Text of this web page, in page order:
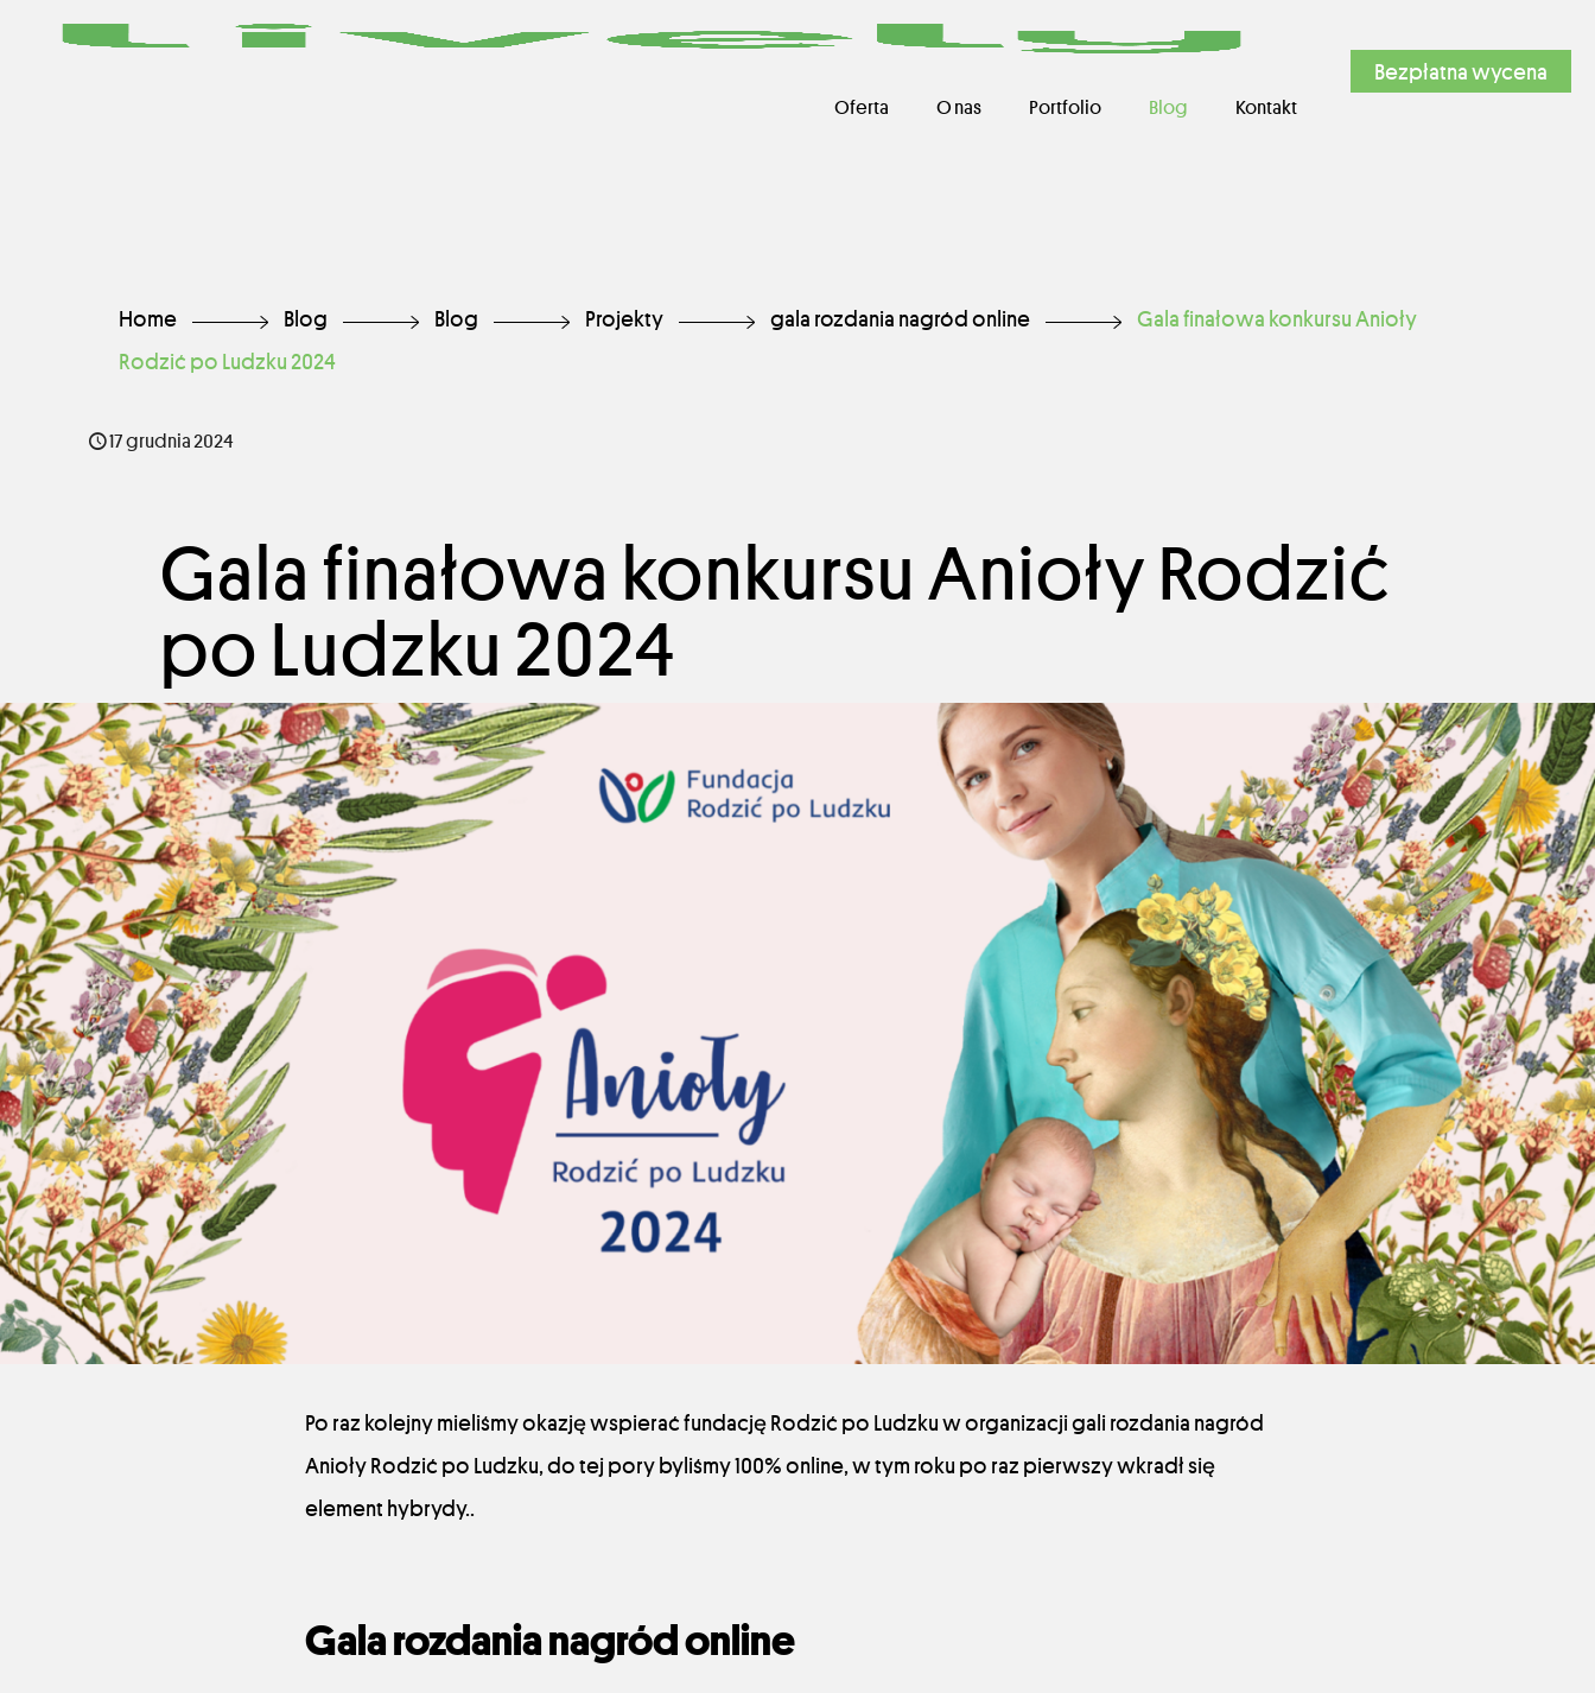
Oferta O nas Portfolio Blog Kontakt
Bezpłatna wycena
Home Blog Blog Projekty gala rozdania nagród online
Gala finałowa konkursu Anioły
Rodzić po Ludzku 2024
17 grudnia 2024
Gala finałowa konkursu Anioły Rodzić
po Ludzku 2024
Po raz kolejny mieliśmy okazję wspierać fundację Rodzić po Ludzku w organizacji gali rozdania nagród
Anioły Rodzić po Ludzku, do tej pory byliśmy 100% online, w tym roku po raz pierwszy wkradł się
element hybrydy..
Gala rozdania nagród online